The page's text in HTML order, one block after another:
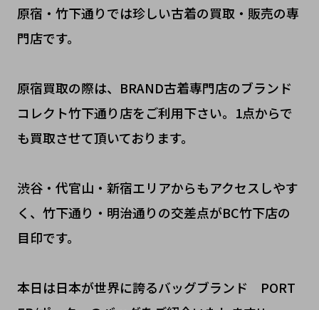
原宿・竹下通りでは珍しい古着の買取・販売の専
門店です。
原宿買取の際は、BRAND古着専門店のブランド
コレクト竹下通り店をご利用下さい。1点からで
も買取させて頂いております。
渋谷・代官山・新宿エリアからもアクセスしやす
く、竹下通り・明治通りの交差点がBC竹下店の
目印です。
本日は日本が世界に誇るバッグブランド PORT